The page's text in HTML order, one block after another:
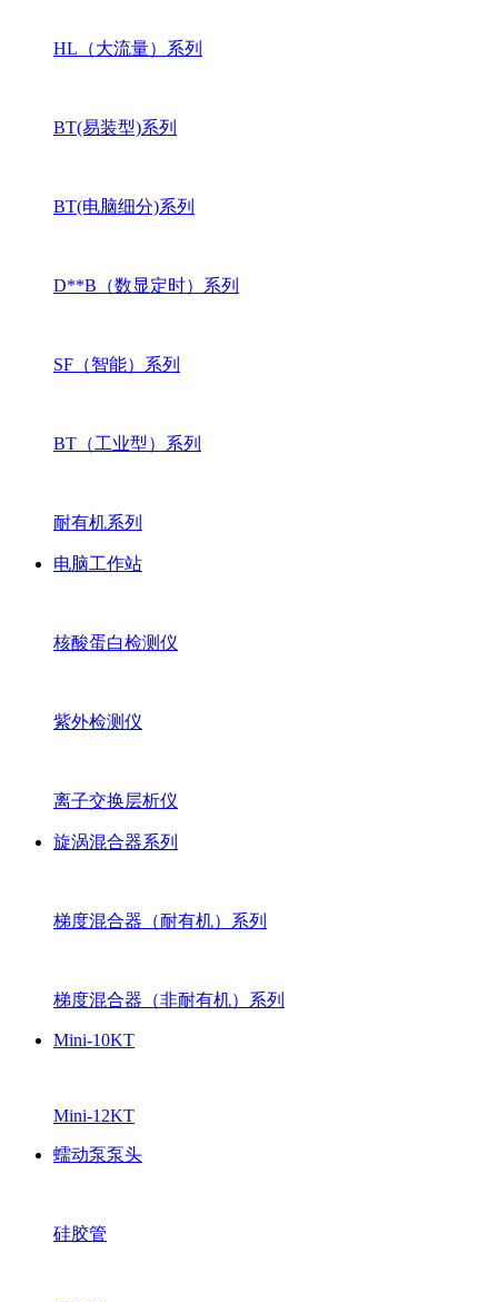
HL（大流量）系列
BT(易装型)系列
BT(电脑细分)系列
D**B（数显定时）系列
SF（智能）系列
BT（工业型）系列
耐有机系列
电脑工作站
核酸蛋白检测仪
紫外检测仪
离子交换层析仪
旋涡混合器系列
梯度混合器（耐有机）系列
梯度混合器（非耐有机）系列
Mini-10KT
Mini-12KT
蠕动泵泵头
硅胶管